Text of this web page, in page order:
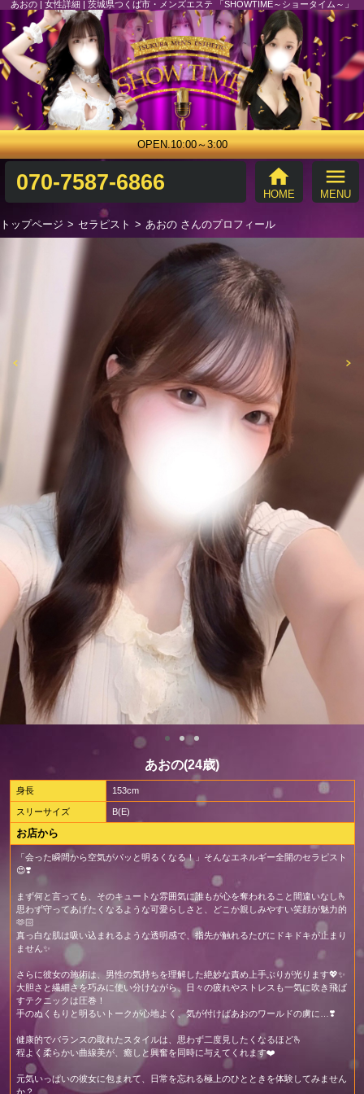
あおの | 女性詳細 | 茨城県つくば市・メンズエステ 「SHOWTIME～ショータイム～」
OPEN.10:00～3:00
070-7587-6866 home
HOME
menu
MENU
トップページ セラピスト あおの さんのプロフィール
あおの(24歳)
身長 153cm
スリーサイズ B(E)
お店から
「会った瞬間から空気がパッと明るくなる！」そんなエネルギー全開のセラピスト
😍❣️
まず何と言っても、そのキュートな雰囲気に誰もが心を奪われること間違いなし🫰
思わず守ってあげたくなるような可愛らしさと、どこか親しみやすい笑顔が魅力的
🫶🏻
真っ白な肌は吸い込まれるような透明感で、指先が触れるたびにドキドキが止まり
ません✨
さらに彼女の施術は、男性の気持ちを理解した絶妙な責め上手ぶりが光ります💖✨
大胆さと繊細さを巧みに使い分けながら、日々の疲れやストレスも一気に吹き飛ば
すテクニックは圧巻！
手のぬくもりと明るいトークが心地よく、気が付けばあおのワールドの虜に…❣️
健康的でバランスの取れたスタイルは、思わず二度見したくなるほど🫰
程よく柔らかい曲線美が、癒しと興奮を同時に与えてくれます❤️
元気いっぱいの彼女に包まれて、日常を忘れる極上のひとときを体験してみません
か？